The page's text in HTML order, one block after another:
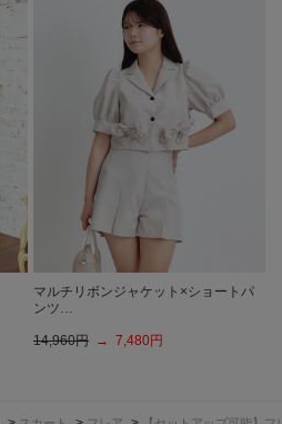
マルチリボンジャケット×ショートパ
ンツ…
14,960円 → 7,480円